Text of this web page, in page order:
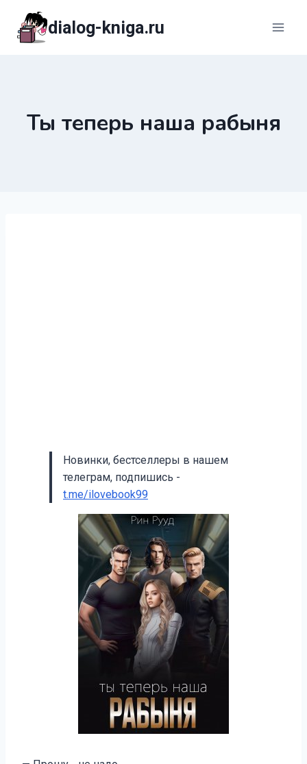
содержимому
dialog-kniga.ru
Ты теперь наша рабыня
Новинки, бестселлеры в нашем
телеграм, подпишись -
t.me/ilovebook99